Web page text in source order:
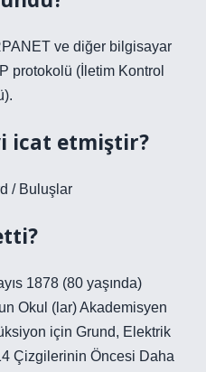
ve diğer bilgisayar
protokolü (İletim Kontrol
icat etmiştir?
/ Buluşlar
1878 (80 yaşında)
Okul (lar) Akademisyen
için Grund, Elektrik
Çizgilerinin Öncesi Daha